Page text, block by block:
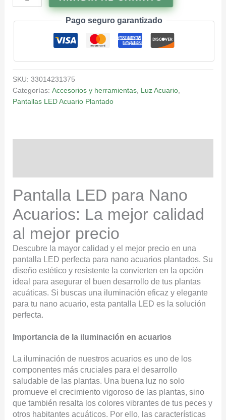
Pago seguro garantizado
SKU: 33014231375
Categorías: Accesorios y herramientas, Luz Acuario,
Pantallas LED Acuario Plantado
Pantalla LED para Nano
Acuarios: La mejor calidad
al mejor precio
Descubre la mayor calidad y el mejor precio en una
pantalla LED perfecta para nano acuarios plantados. Su
diseño estético y resistente la convierten en la opción
ideal para asegurar el buen desarrollo de tus plantas
acuáticas. Si buscas una iluminación eficaz y elegante
para tu nano acuario, esta pantalla LED es la solución
perfecta.
Importancia de la iluminación en acuarios
La iluminación de nuestros acuarios es uno de los
componentes más cruciales para el desarrollo
saludable de las plantas. Una buena luz no solo
promueve el crecimiento vigoroso de las plantas, sino
que también resalta los colores vibrantes de tus peces y
otros habitantes acuáticos. Por ello, las características